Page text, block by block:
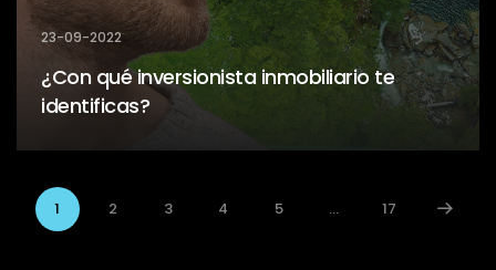
23-09-2022
¿Con qué inversionista inmobiliario te
identificas?
1 2 3 4 5 ... 17